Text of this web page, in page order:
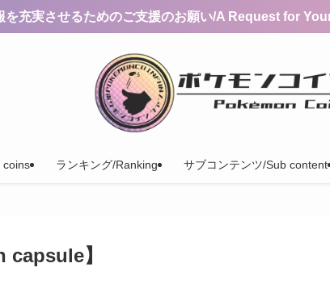
を充実させるためのご支援のお願い/A Request for
coins ランキング/Ranking サブコンテンツ/Sub content
capsule】